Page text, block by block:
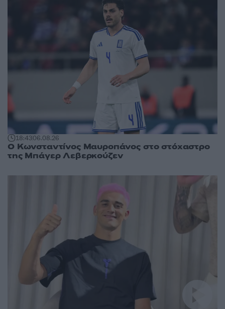
18:4306.08.26
Ο Κωνσταντίνος Μαυροπάνος στο στόχαστρο
της Μπάγερ Λεβερκούζεν